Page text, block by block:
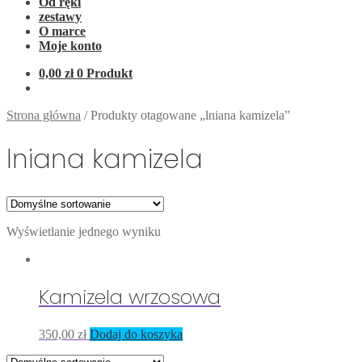
zestawy
O marce
Moje konto
0,00 zł 0 Produkt
Strona główna /Produkty otagowane „lniana kamizela”
lniana kamizela
Wyświetlanie jednego wyniku
Kamizela wrzosowa
350,00 zł Dodaj do koszyka